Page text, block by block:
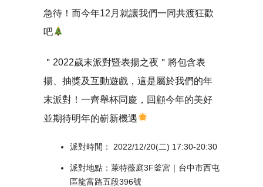
急待！而今年12月就讓我們一同共渡狂歡
吧
＂2022歲末派對暨表揚之夜＂將包含表
揚、抽獎及互動遊戲，這是屬於我們的年
末派對！一齊舉杯同慶，回顧今年的美好
並期待明年的嶄新機遇
派對時間： 2022/12/20(二) 17:30-20:30
派對地點：萊特薇庭3F釜宮｜台中市西屯
區龍富路五段396號